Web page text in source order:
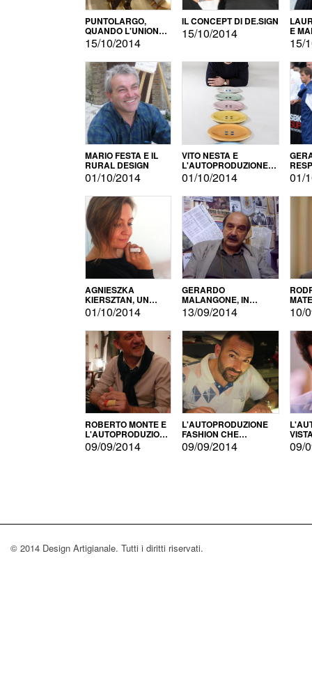
PUNTOLARGO,
QUANDO L'UNIONE
FA LA FORZA E
VINCE
15/10/2014
IL CONCEPT DI DE.SIGN
15/10/2014 E
15/
MARIO FESTA E IL
RURAL DESIGN
01/10/2014
VITO NESTA E
L'AUTOPRODUZIONE
COME RECUPERO DEI
SIMBOLI
01/10/2014 01/
AGNIESZKA
KIERSZTAN, UN
MODELLO DI
AUTOPRODUZIONE
01/10/2014
GERARDO
MALANGONE, IN
GIURIA PER IL
CONCORSO
LETTERARIO
13/09/2014 10/
ROBERTO MONTE E
L'AUTOPRODUZIONE
CON IL CENSIMENTO
09/09/2014
L'AUTOPRODUZIONE
FASHION CHE
CONQUISTA GLI USA
09/09/2014 09/
© 2014 Design Artigianale. Tutti i diritti riservati.